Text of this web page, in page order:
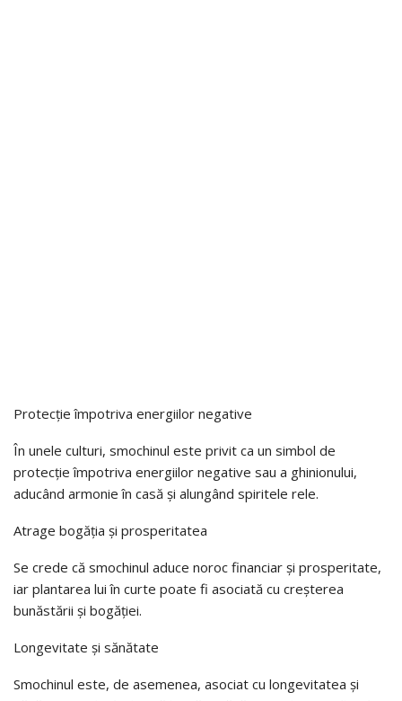
Protecție împotriva energiilor negative
În unele culturi, smochinul este privit ca un simbol de
protecție împotriva energiilor negative sau a ghinionului,
aducând armonie în casă și alungând spiritele rele.
Atrage bogăția și prosperitatea
Se crede că smochinul aduce noroc financiar și prosperitate,
iar plantarea lui în curte poate fi asociată cu creșterea
bunăstării și bogăției.
Longevitate și sănătate
Smochinul este, de asemenea, asociat cu longevitatea și